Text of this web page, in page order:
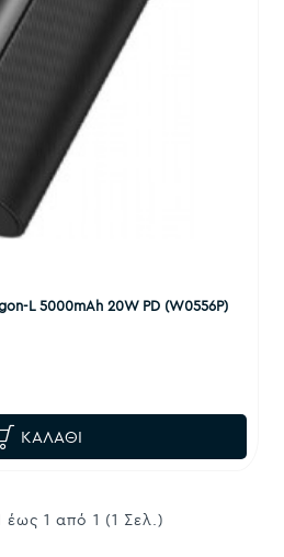
L 5000mAh 20W PD (W0556P)
ΚΑΛΆΘΙ
έως 1 από 1 (1 Σελ.)